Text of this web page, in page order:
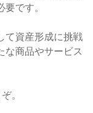
です。
て資産形成に挑戦
な商品やサービス
。